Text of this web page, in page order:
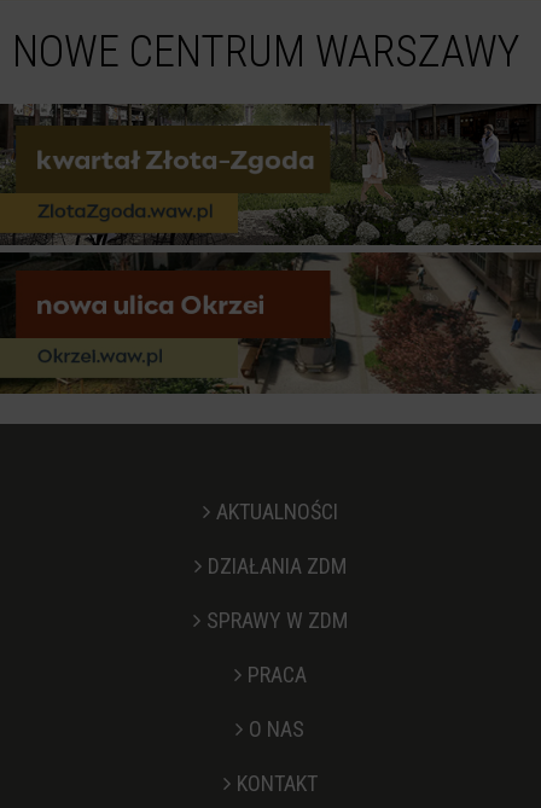
NOWE CENTRUM WARSZAWY
AKTUALNOŚCI
DZIAŁANIA ZDM
SPRAWY W ZDM
PRACA
O NAS
KONTAKT